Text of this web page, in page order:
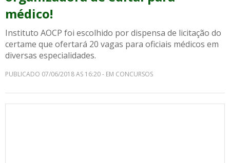
médico!
Instituto AOCP foi escolhido por dispensa de licitação do
certame que ofertará 20 vagas para oficiais médicos em
diversas especialidades.
PUBLICADO 07/06/2018 AS 16:20 - EM CONCURSOS